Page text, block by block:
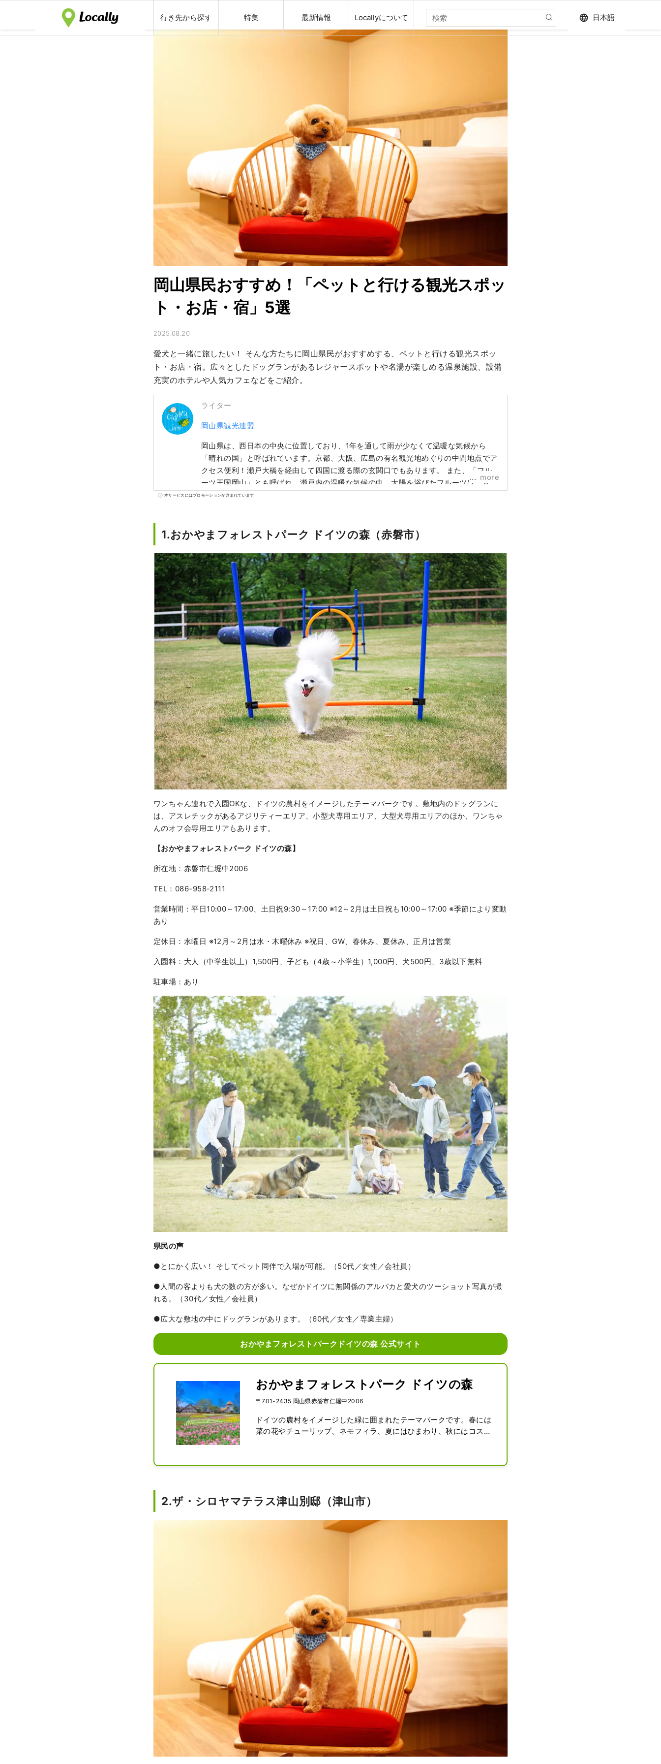
行き先から探す 特集 最新情報 Locallyについて language 日本語
岡山県民おすすめ！「ペットと行ける観光スポッ
ト・お店・宿」5選
2025.08.20
愛犬と一緒に旅したい！ そんな方たちに岡山県民がおすすめする、ペットと行ける観光スポッ
ト・お店・宿。広々としたドッグランがあるレジャースポットや名湯が楽しめる温泉施設、設備
充実のホテルや人気カフェなどをご紹介。
ライター
岡山県観光連盟
岡山県は、西日本の中央に位置しており、1年を通して雨が少なくて温暖な気候から
「晴れの国」と呼ばれています。京都、大阪、広島の有名観光地めぐりの中間地点でア
クセス便利！瀬戸大橋を経由して四国に渡る際の玄関口でもあります。 また、「フル
ーツ王国岡山」とも呼ばれ、瀬戸内の温暖な気候の中、太陽を浴びたフルーツは、甘
さ、香り、味ともに最高品質。 白桃をはじめ、マスカットやピオーネなど、旬のフル
more
本サービスにはプロモーションが含まれています
1.おかやまフォレストパーク ドイツの森（赤磐市）
ワンちゃん連れで入園OKな、ドイツの農村をイメージしたテーマパークです。敷地内のドッグランに
は、アスレチックがあるアジリティーエリア、小型犬専用エリア、大型犬専用エリアのほか、ワンちゃ
んのオフ会専用エリアもあります。
【おかやまフォレストパーク ドイツの森】
所在地：赤磐市仁堀中2006
TEL：086-958-2111
営業時間：平日10:00～17:00、土日祝9:30～17:00 ※12～2月は土日祝も10:00～17:00 ※季節により変動
あり
定休日：水曜日 ※12月～2月は水・木曜休み ※祝日、GW、春休み、夏休み、正月は営業
入園料：大人（中学生以上）1,500円、子ども（4歳～小学生）1,000円、犬500円、3歳以下無料
駐車場：あり
県民の声
●とにかく広い！ そしてペット同伴で入場が可能。（50代／女性／会社員）
●人間の客よりも犬の数の方が多い。なぜかドイツに無関係のアルパカと愛犬のツーショット写真が撮
れる。（30代／女性／会社員）
●広大な敷地の中にドッグランがあります。（60代／女性／専業主婦）
おかやまフォレストパークドイツの森 公式サイト
おかやまフォレストパーク ドイツの森
〒701-2435 岡山県赤磐市仁堀中2006
ドイツの農村をイメージした緑に囲まれたテーマパークです。春には
菜の花やチューリップ、ネモフィラ、夏にはひまわり、秋にはコスモ
ルのブランコなどが楽しめます。
ろ。自家製ソーセージやジャーマンドッグ、石窯パン、地ビールな
敷地内には西日本最大級のドッグランもあり、総面積約5,000平方メ
ートル（テニスコート約20個分）の中に、ワンちゃんのアスレチック
2.ザ・シロヤマテラス津山別邸（津山市）